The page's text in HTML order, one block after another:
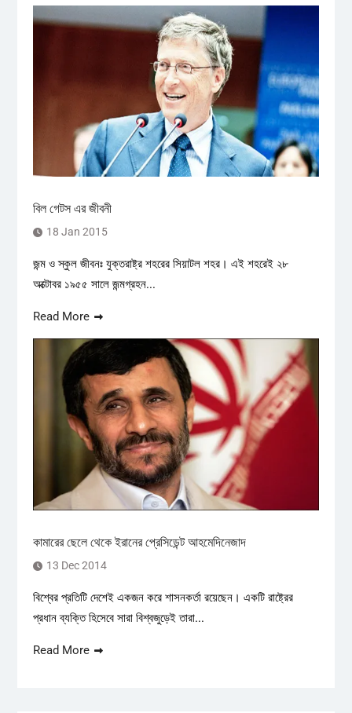
বিল গেটস এর জীবনী
18 Jan 2015
জন্ম ও স্কুল জীবনঃ যুক্তরাষ্ট্র শহরের সিয়াটল শহর। এই শহরেই ২৮
অক্টোবর ১৯৫৫ সালে জন্মগ্রহন...
Read More
কামারের ছেলে থেকে ইরানের প্রেসিডেন্ট আহমেদিনেজাদ
13 Dec 2014
বিশ্বের প্রতিটি দেশেই একজন করে শাসনকর্তা রয়েছেন। একটি রাষ্ট্রের
প্রধান ব্যক্তি হিসেবে সারা বিশ্বজুড়েই তারা...
Read More